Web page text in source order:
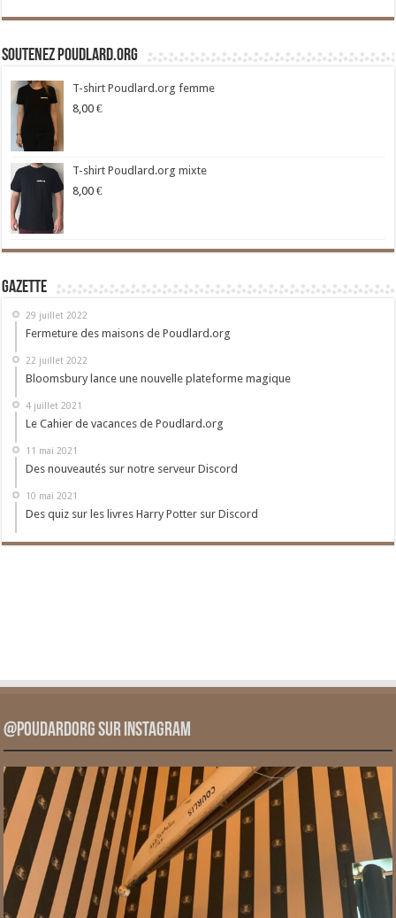
Soutenez Poudlard.org
T-shirt Poudlard.org femme
8,00 €
T-shirt Poudlard.org mixte
8,00 €
Gazette
29 juillet 2022
Fermeture des maisons de Poudlard.org
22 juillet 2022
Bloomsbury lance une nouvelle plateforme magique
4 juillet 2021
Le Cahier de vacances de Poudlard.org
11 mai 2021
Des nouveautés sur notre serveur Discord
10 mai 2021
Des quiz sur les livres Harry Potter sur Discord
@PoudardOrg sur Instagram